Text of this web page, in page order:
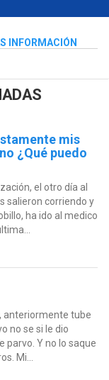
INFORMACIÓN
mis
¿Qué puedo
el otro día al
salieron corriendo y
ha ido al medico
anteriormente tube
no se si le dio
parvo. Y no lo saque
Mi...